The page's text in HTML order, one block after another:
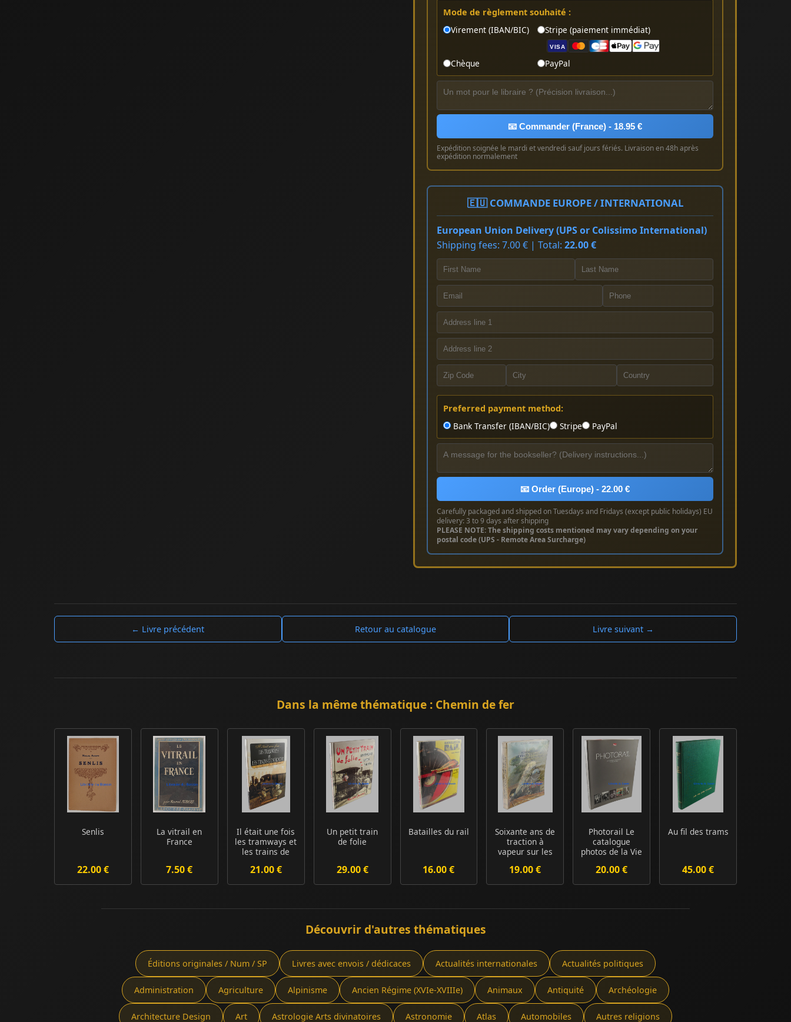
Mode de règlement souhaité :
Virement (IBAN/BIC)
Stripe (paiement immédiat)
VISA
Chèque PayPal
📧 Commander (France) - 18.95 €
Expédition soignée le mardi et vendredi sauf jours fériés. Livraison en 48h après
expédition normalement
🇪🇺 COMMANDE EUROPE / INTERNATIONAL
European Union Delivery (UPS or Colissimo International)
Shipping fees: 7.00 € | Total: 22.00 €
Preferred payment method:
Bank Transfer (IBAN/BIC)
Stripe PayPal
📧 Order (Europe) - 22.00 €
Carefully packaged and shipped on Tuesdays and Fridays (except public holidays) EU
delivery: 3 to 9 days after shipping
PLEASE NOTE: The shipping costs mentioned may vary depending on your
postal code (UPS - Remote Area Surcharge)
← Livre précédent Retour au catalogue Livre suivant →
Dans la même thématique : Chemin de fer
Senlis
22.00 €
La vitrail en
France
7.50 €
Il était une fois
les tramways et
les trains de
21.00 €
Un petit train
de folie
29.00 €
Batailles du rail
16.00 €
Soixante ans de
traction à
vapeur sur les
19.00 €
Photorail Le
catalogue
photos de la Vie
20.00 €
Au fil des trams
45.00 €
Découvrir d'autres thématiques
Éditions originales / Num / SP Livres avec envois / dédicaces Actualités internationales Actualités politiques
Administration Agriculture Alpinisme Ancien Régime (XVIe-XVIIIe) Animaux Antiquité Archéologie
Architecture Design Art Astrologie Arts divinatoires Astronomie Atlas Automobiles Autres religions